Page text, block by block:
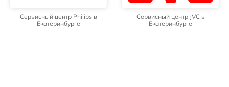
Сервисный центр Philips в
Екатеринбурге
Сервисный центр JVC в
Екатеринбурге